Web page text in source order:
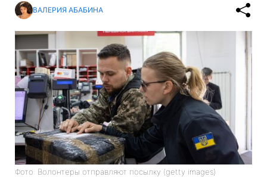
ВАЛЕРИЯ АБАБИНА
Фото: Волонтеры отправляют посылку (getty images)